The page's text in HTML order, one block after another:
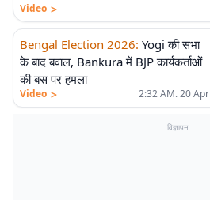
Video >
Bengal Election 2026: Yogi की सभा
के बाद बवाल, Bankura में BJP कार्यकर्ताओं
की बस पर हमला
Video > 2:32 AM. 20 Apr
विज्ञापन